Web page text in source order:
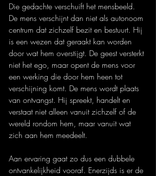
Die gedachte verschuift het mensbeeld.
De mens verschijnt dan niet als autonoom
centrum dat zichzelf bezit en bestuurt. Hij
is een wezen dat geraakt kan worden
door wat hem overstijgt. De geest versterkt
niet het ego, maar opent de mens voor
een werking die door hem heen tot
verschijning komt. De mens wordt plaats
van ontvangst. Hij spreekt, handelt en
verstaat niet alleen vanuit zichzelf of de
wereld rondom hem, maar vanuit wat
zich aan hem meedeelt.
Aan ervaring gaat zo dus een dubbele
ontvankelijkheid vooraf. Enerzijds is er de